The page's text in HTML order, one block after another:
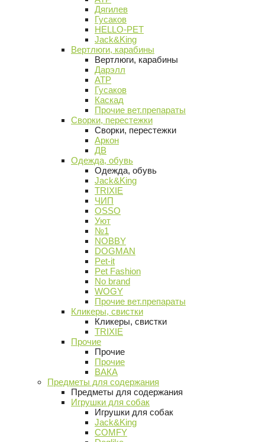
Дягилев
Гусаков
HELLO-PET
Jack&King
Вертлюги, карабины
Вертлюги, карабины
Дарэлл
АТР
Гусаков
Каскад
Прочие вет.препараты
Сворки, перестежки
Сворки, перестежки
Аркон
ДВ
Одежда, обувь
Одежда, обувь
Jack&King
TRIXIE
ЧИП
OSSO
Уют
№1
NOBBY
DOGMAN
Pet-it
Pet Fashion
No brand
WOGY
Прочие вет.препараты
Кликеры, свистки
Кликеры, свистки
TRIXIE
Прочие
Прочие
Прочие
ВАКА
Предметы для содержания
Предметы для содержания
Игрушки для собак
Игрушки для собак
Jack&King
COMFY